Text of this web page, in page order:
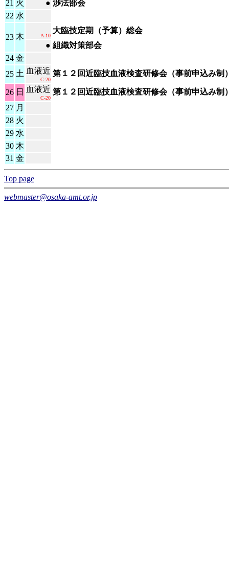
21 火 ● 渉法部会
22 水
23 木 A-10
大臨技定期（予算）総会
● 組織対策部会
24 金
25 土 血液近
C-20
第１２回近臨技血液検査研修会（事前申込み制
26 日 血液近
C-20
第１２回近臨技血液検査研修会（事前申込み制
27 月
28 火
29 水
30 木
31 金
Top page
webmaster@osaka-amt.or.jp